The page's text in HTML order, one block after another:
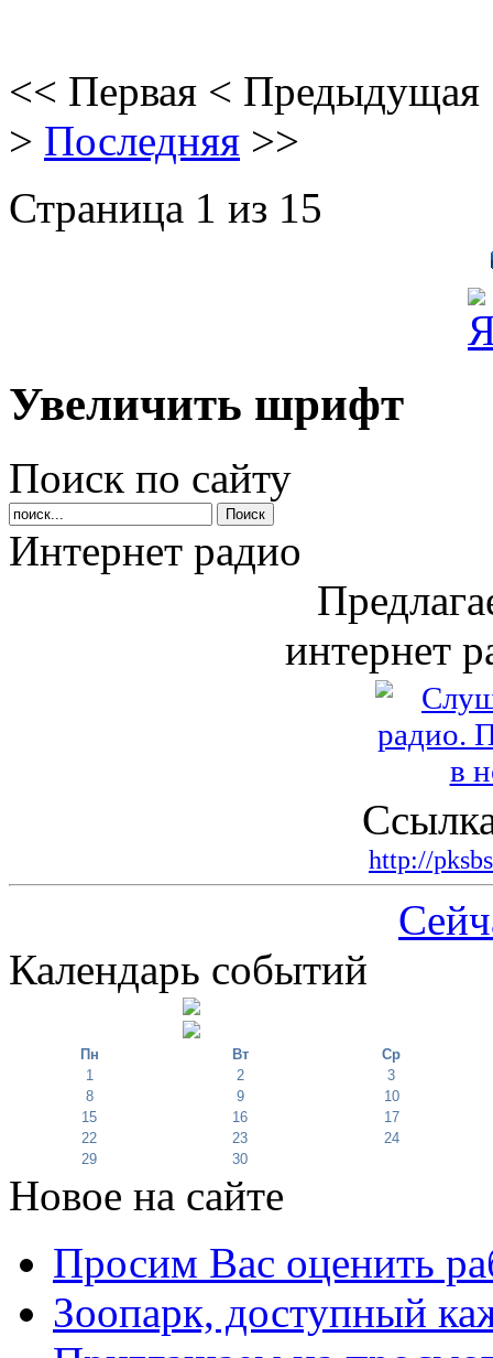
<< Первая < Предыдущая
> Последняя >>
Страница 1 из 15
Увеличить шрифт
Поиск по сайту
Интернет радио
интернет
http://
Календарь событий
Пн Вт
Ср
1
2
3
8
9
10
15
16
17
22
23
24
29
30
Новое на сайте
Просим Вас оценить
Зоопарк, доступный